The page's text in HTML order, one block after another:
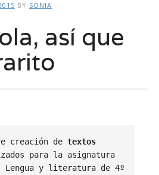
BY SONIA
así que
creación de textos
para la asignatura
Lengua y literatura de 4º